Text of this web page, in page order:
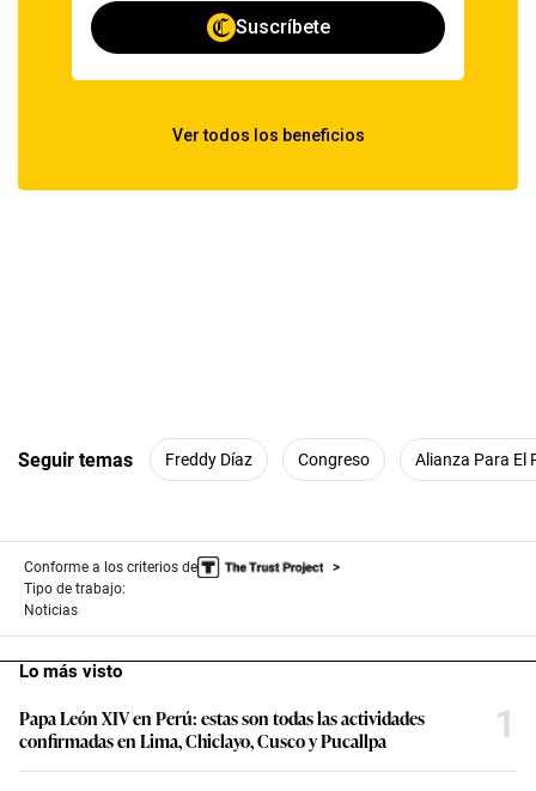
Seguir temas Freddy Díaz Congreso Alianza Para El
Conforme a los criterios de
Tipo de trabajo:
Noticias
Lo más visto
Papa León XIV en Perú: estas son todas las actividades
confirmadas en Lima, Chiclayo, Cusco y Pucallpa
1